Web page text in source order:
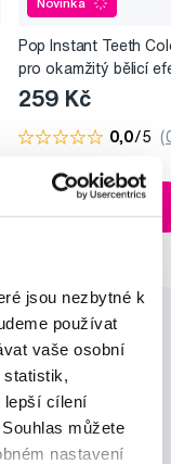
jsou nezbytné k
používat
vaše osobní
lepší cílení
můžete
nastavení
Pop Instant Teeth
pro okamžitý bělicí
259 Kč
0,0/5